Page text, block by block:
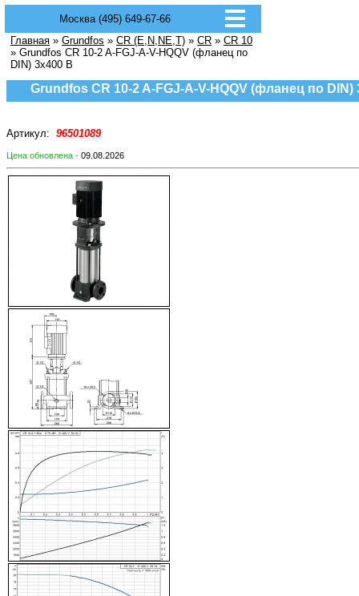
Москва (495) 649-67-66
Главная » Grundfos » CR (E,N,NE,T) » CR » CR 10
» Grundfos CR 10-2 A-FGJ-A-V-HQQV (фланец по
DIN) 3х400 В
Grundfos CR 10-2 A-FGJ-A-V-HQQV (фланец по DIN)
Артикул: 96501089
Цена обновлена - 09.08.2026